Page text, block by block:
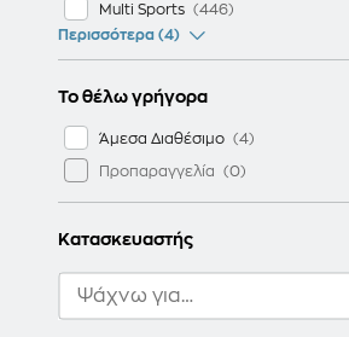
Multi Sports
Περισσότερα (4)
Το θέλω γρήγορα
Άμεσα Διαθέσιμο
Προπαραγγελία
Κατασκευαστής